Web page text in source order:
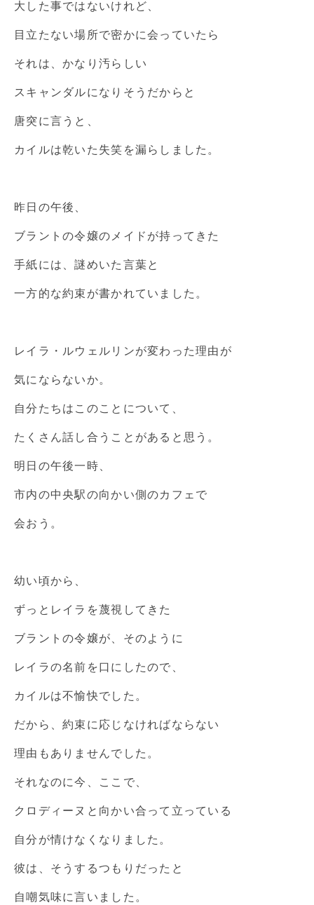
大した事ではないけれど、
目立たない場所で密かに会っていたら
それは、かなり汚らしい
スキャンダルになりそうだからと
唐突に言うと、
カイルは乾いた失笑を漏らしました。
昨日の午後、
ブラントの令嬢のメイドが持ってきた
手紙には、謎めいた言葉と
一方的な約束が書かれていました。
レイラ・ルウェルリンが変わった理由が
気にならないか。
自分たちはこのことについて、
たくさん話し合うことがあると思う。
明日の午後一時、
市内の中央駅の向かい側のカフェで
会おう。
幼い頃から、
ずっとレイラを蔑視してきた
ブラントの令嬢が、そのように
レイラの名前を口にしたので、
カイルは不愉快でした。
だから、約束に応じなければならない
理由もありませんでした。
それなのに今、ここで、
クロディーヌと向かい合って立っている
自分が情けなくなりました。
彼は、そうするつもりだったと
自嘲気味に言いました。